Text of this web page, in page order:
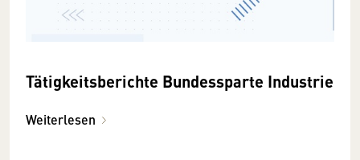
Tätigkeitsberichte Bundessparte Industrie
Weiterlesen